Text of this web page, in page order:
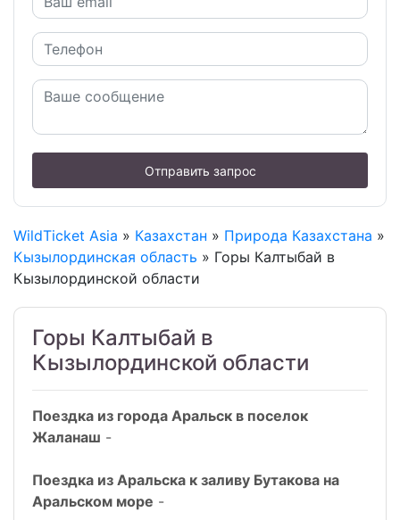
Отправить запрос
WildTicket Asia » Казахстан » Природа Казахстана »
Кызылординская область » Горы Калтыбай в
Кызылординской области
Горы Калтыбай в
Кызылординской области
Поездка из города Аральск в поселок
Жаланаш -
Поездка из Аральска к заливу Бутакова на
Аральском море -